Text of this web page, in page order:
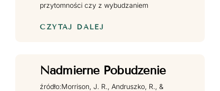
przytomności czy z wybudzaniem
CZYTAJ DALEJ
Nadmierne Pobudzenie
źródło:Morrison, J. R., Andruszko, R., &